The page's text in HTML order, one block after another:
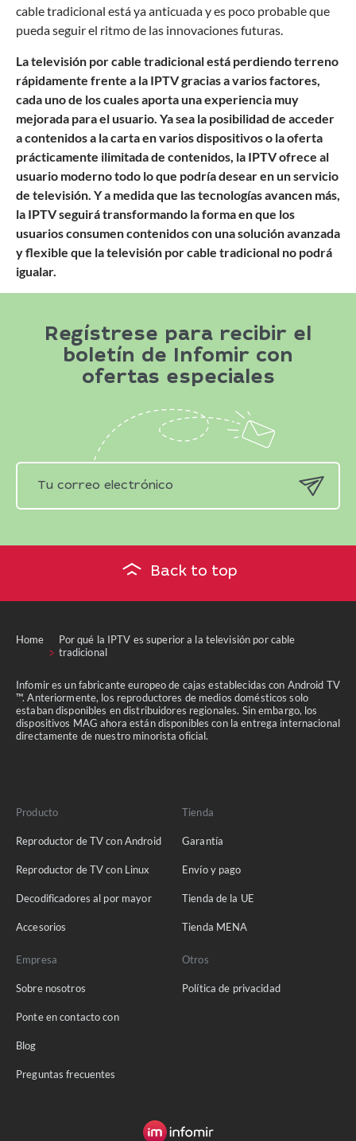
cable tradicional está ya anticuada y es poco probable que
pueda seguir el ritmo de las innovaciones futuras.
La televisión por cable tradicional está perdiendo terreno
rápidamente frente a la IPTV gracias a varios factores,
cada uno de los cuales aporta una experiencia muy
mejorada para el usuario. Ya sea la posibilidad de acceder
a contenidos a la carta en varios dispositivos o la oferta
prácticamente ilimitada de contenidos, la IPTV ofrece al
usuario moderno todo lo que podría desear en un servicio
de televisión. Y a medida que las tecnologías avancen más,
la IPTV seguirá transformando la forma en que los
usuarios consumen contenidos con una solución avanzada
y flexible que la televisión por cable tradicional no podrá
igualar.
Regístrese para recibir el
boletín de Infomir con
ofertas especiales
Back to top
Home
Por qué la IPTV es superior a la televisión por cable
tradicional
Infomir es un fabricante europeo de cajas establecidas con Android TV
™. Anteriormente, los reproductores de medios domésticos solo
estaban disponibles en distribuidores regionales. Sin embargo, los
dispositivos MAG ahora están disponibles con la entrega internacional
directamente de nuestro minorista oficial.
Producto
Reproductor de TV con Android
Reproductor de TV con Linux
Decodificadores al por mayor
Accesorios
Tienda
Garantía
Envío y pago
Tienda de la UE
Tienda MENA
Empresa
Sobre nosotros
Ponte en contacto con
Blog
Preguntas frecuentes
Otros
Política de privacidad